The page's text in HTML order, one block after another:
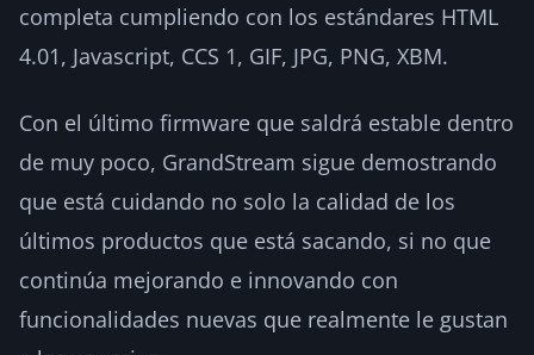
completa cumpliendo con los estándares HTML
4.01, Javascript, CCS 1, GIF, JPG, PNG, XBM.
Con el último firmware que saldrá estable dentro
de muy poco, GrandStream sigue demostrando
que está cuidando no solo la calidad de los
últimos productos que está sacando, si no que
continúa mejorando e innovando con
funcionalidades nuevas que realmente le gustan